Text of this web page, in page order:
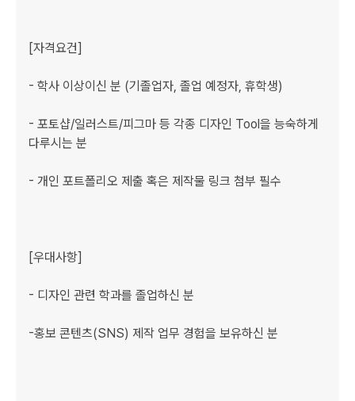
[자격요건]﻿
- 학사 이상이신 분 (기졸업자, 졸업 예정자, 휴학생)
- 포토샵/일러스트/피그마 등 각종 디자인 Tool을 능숙하게
다루시는 분
- 개인 포트폴리오 제출 혹은 제작물 링크 첨부 필수
[우대사항]
- 디자인 관련 학과를 졸업하신 분
-홍보 콘텐츠(SNS) 제작 업무 경험을 보유하신 분